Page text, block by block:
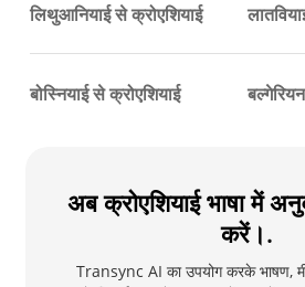
लिथुआनियाई से क्रोएशियाई
बोस्नियाई से क्रोएशियाई
अब क्रोएशियाई भाषा में
करें।.
Transync AI का उपयोग करके भाषण,